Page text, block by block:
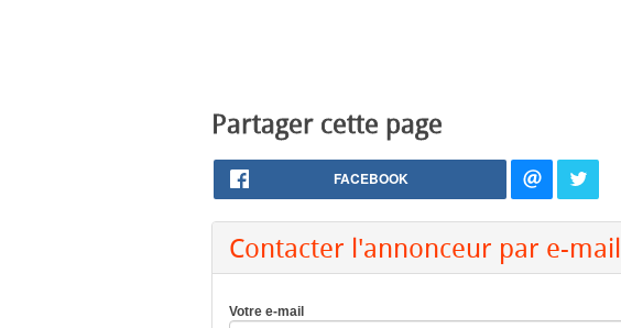
Partager cette page
FACEBOOK
Contacter l'annonceur par e-mail
Votre e-mail